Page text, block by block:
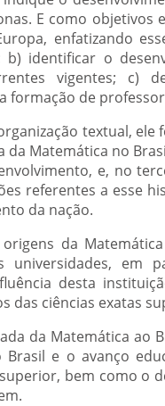
E como objetivos
enfatizando
b) identificar o
vigentes; c)
formação de
textual,
da Matemática no
e, no
referentes a esse
da nação.
da
universidades, em
desta
das ciências exatas
da Matemática ao
Brasil e o avanço
bem como o